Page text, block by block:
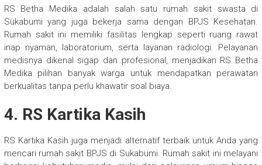
RS Betha Medika adalah salah satu rumah sakit swasta di
Sukabumi yang juga bekerja sama dengan BPJS Kesehatan.
Rumah sakit ini memiliki fasilitas lengkap seperti ruang rawat
inap nyaman, laboratorium, serta layanan radiologi. Pelayanan
medisnya dikenal sigap dan profesional, menjadikan RS Betha
Medika pilihan banyak warga untuk mendapatkan perawatan
berkualitas tanpa perlu khawatir soal biaya.
4. RS Kartika Kasih
RS Kartika Kasih juga menjadi alternatif terbaik untuk Anda yang
mencari rumah sakit BPJS di Sukabumi. Rumah sakit ini melayani